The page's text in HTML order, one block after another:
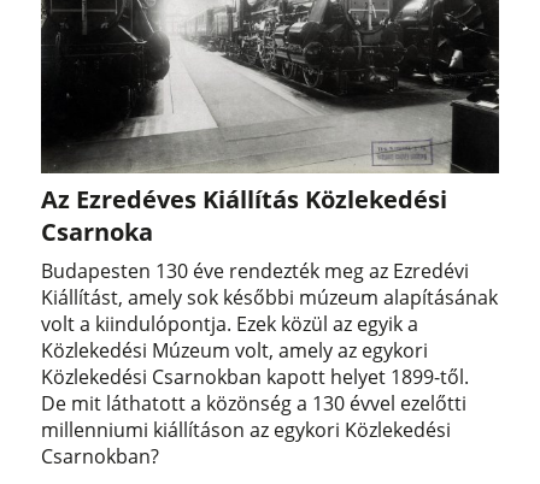
Az Ezredéves Kiállítás Közlekedési
Csarnoka
Budapesten 130 éve rendezték meg az Ezredévi
Kiállítást, amely sok későbbi múzeum alapításának
volt a kiindulópontja. Ezek közül az egyik a
Közlekedési Múzeum volt, amely az egykori
Közlekedési Csarnokban kapott helyet 1899-től.
De mit láthatott a közönség a 130 évvel ezelőtti
millenniumi kiállításon az egykori Közlekedési
Csarnokban?